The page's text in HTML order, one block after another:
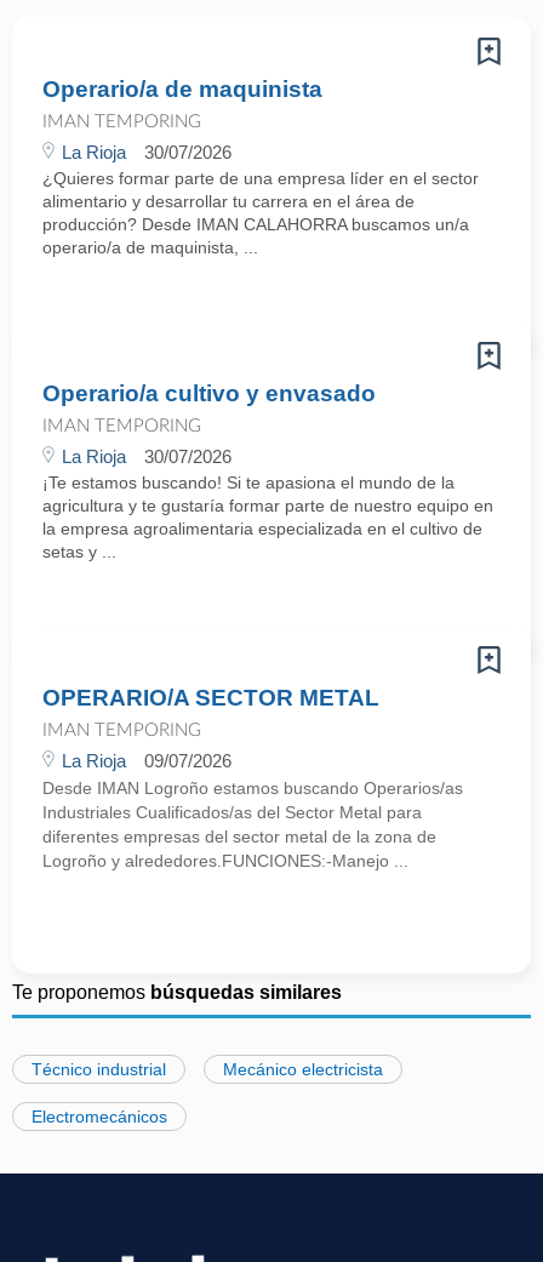
Operario/a de maquinista
IMAN TEMPORING
La Rioja 30/07/2026
¿Quieres formar parte de una empresa líder en el sector
alimentario y desarrollar tu carrera en el área de
producción? Desde IMAN CALAHORRA buscamos un/a
operario/a de maquinista, ...
Operario/a cultivo y envasado
IMAN TEMPORING
La Rioja 30/07/2026
¡Te estamos buscando! Si te apasiona el mundo de la
agricultura y te gustaría formar parte de nuestro equipo en
la empresa agroalimentaria especializada en el cultivo de
setas y ...
OPERARIO/A SECTOR METAL
IMAN TEMPORING
La Rioja 09/07/2026
Desde IMAN Logroño estamos buscando Operarios/as
Industriales Cualificados/as del Sector Metal para
diferentes empresas del sector metal de la zona de
Logroño y alrededores.FUNCIONES:-Manejo ...
Te proponemos búsquedas similares
Técnico industrial Mecánico electricista
Electromecánicos